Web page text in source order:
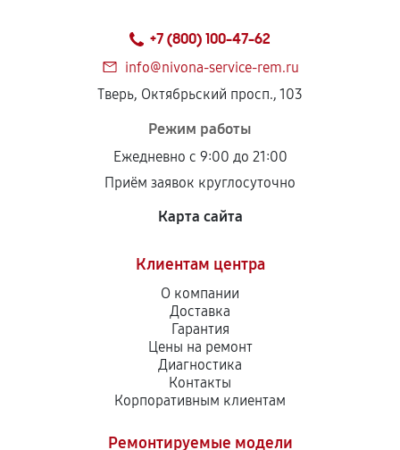
+7 (800) 100-47-62
info@nivona-service-rem.ru
Тверь, Октябрьский просп., 103
Режим работы
Ежедневно с 9:00 до 21:00
Приём заявок круглосуточно
Карта сайта
Клиентам центра
О компании
Доставка
Гарантия
Цены на ремонт
Диагностика
Контакты
Корпоративным клиентам
Ремонтируемые модели